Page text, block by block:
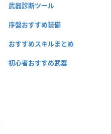
武器診断ツール
序盤おすすめ装備
おすすめスキルまとめ
初心者おすすめ武器